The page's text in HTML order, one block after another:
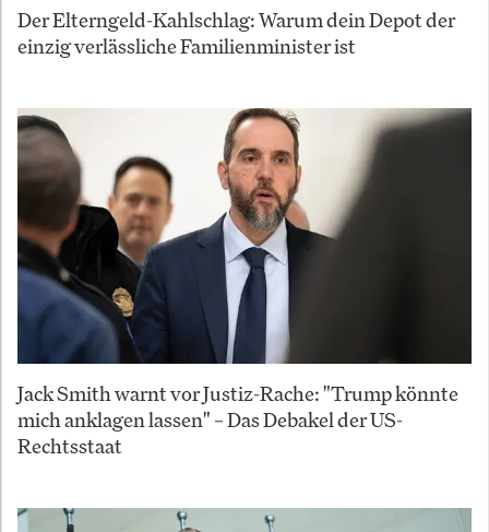
Der Elterngeld-Kahlschlag: Warum dein Depot der
einzig verlässliche Familienminister ist
Jack Smith warnt vor Justiz-Rache: "Trump könnte
mich anklagen lassen" – Das Debakel der US-
Rechtsstaat